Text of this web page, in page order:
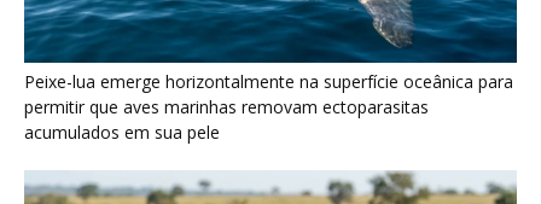
Peixe-lua emerge horizontalmente na superfície oceânica para
permitir que aves marinhas removam ectoparasitas
acumulados em sua pele